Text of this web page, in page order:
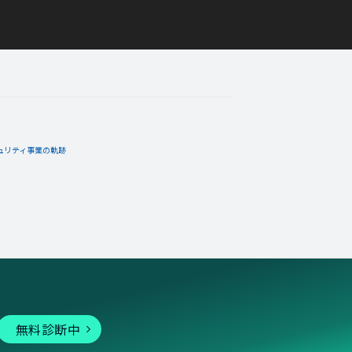
リティ事業の軌跡
無料診断中